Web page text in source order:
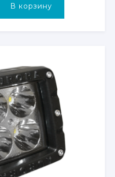
В корзину